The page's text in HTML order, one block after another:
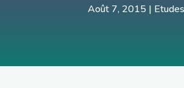
Août 7, 2015 | Etudes